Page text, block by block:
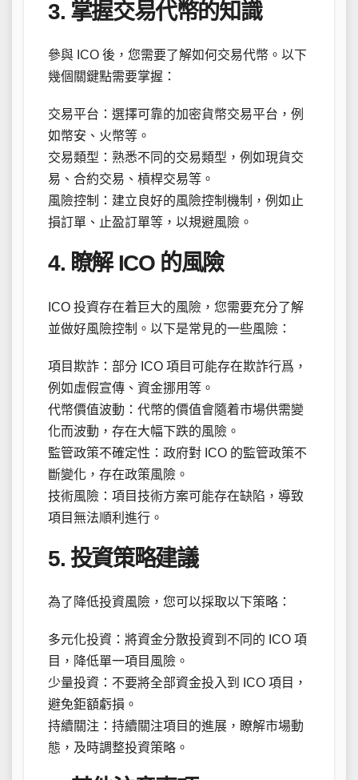
3. 掌握交易代幣的知識
參與 ICO 後，您需要了解如何交易代幣。以下
幾個關鍵點需要掌握：
交易平台：選擇可靠的加密貨幣交易平台，例
如幣安、火幣等。
交易類型：熟悉不同的交易類型，例如現貨交
易、合約交易、槓桿交易等。
風險控制：建立良好的風險控制機制，例如止
損訂單、止盈訂單等，以規避風險。
4. 瞭解 ICO 的風險
ICO 投資存在着巨大的風險，您需要充分了解
並做好風險控制。以下是常見的一些風險：
項目欺詐：部分 ICO 項目可能存在欺詐行爲，
例如虛假宣傳、資金挪用等。
代幣價值波動：代幣的價值會隨着市場供需變
化而波動，存在大幅下跌的風險。
監管政策不確定性：政府對 ICO 的監管政策不
斷變化，存在政策風險。
技術風險：項目技術方案可能存在缺陷，導致
項目無法順利進行。
5. 投資策略建議
為了降低投資風險，您可以採取以下策略：
多元化投資：將資金分散投資到不同的 ICO 項
目，降低單一項目風險。
少量投資：不要將全部資金投入到 ICO 項目，
避免鉅額虧損。
持續關注：持續關注項目的進展，瞭解市場動
態，及時調整投資策略。